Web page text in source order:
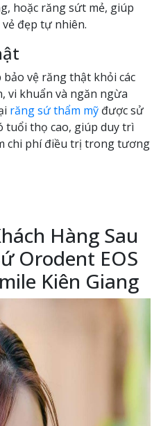
hoặc răng sứt mẻ, giúp
đẹp tự nhiên.
vệ răng thật khỏi các
vi khuẩn và ngăn ngừa
răng sứ thẩm mỹ được sử
tuổi thọ cao, giúp duy trì
chi phí điều trị trong tương
Hàng Sau
Orodent EOS
Kiên Giang